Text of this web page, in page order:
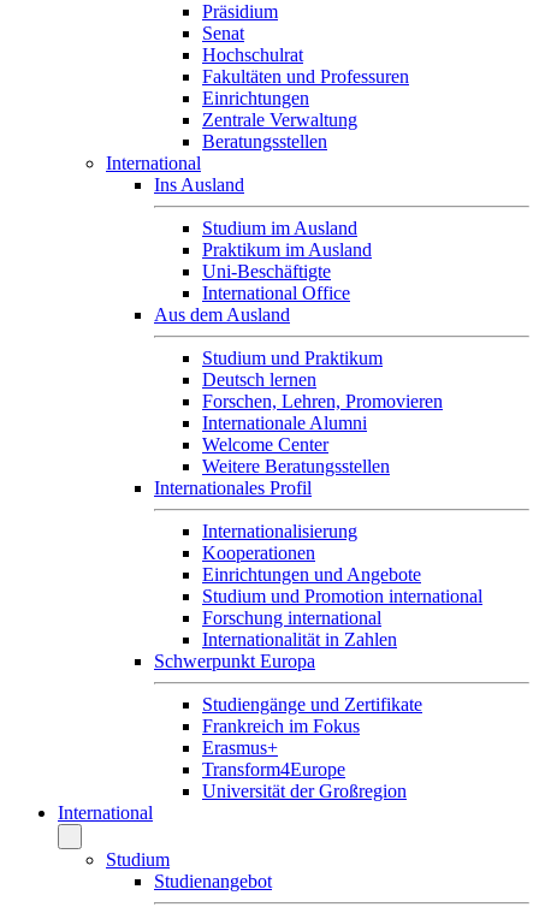
Präsidium
Senat
Hochschulrat
Fakultäten und Professuren
Einrichtungen
Zentrale Verwaltung
Beratungsstellen
International
Ins Ausland
Studium im Ausland
Praktikum im Ausland
Uni-Beschäftigte
International Office
Aus dem Ausland
Studium und Praktikum
Deutsch lernen
Forschen, Lehren, Promovieren
Internationale Alumni
Welcome Center
Weitere Beratungsstellen
Internationales Profil
Internationalisierung
Kooperationen
Einrichtungen und Angebote
Studium und Promotion international
Forschung international
Internationalität in Zahlen
Schwerpunkt Europa
Studiengänge und Zertifikate
Frankreich im Fokus
Erasmus+
Transform4Europe
Universität der Großregion
International
Studium
Studienangebot